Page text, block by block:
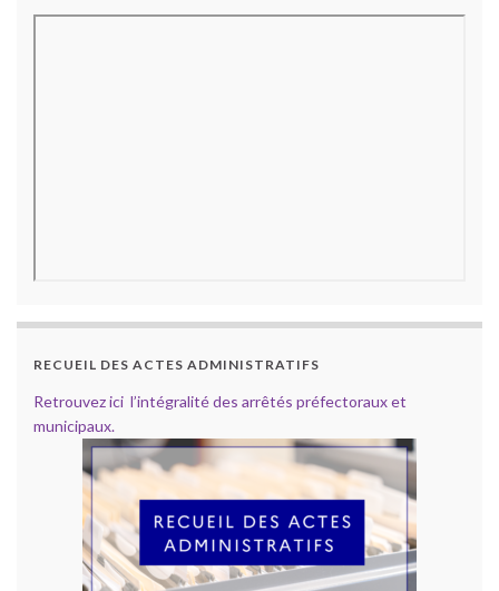
RECUEIL DES ACTES ADMINISTRATIFS
Retrouvez ici l’intégralité des arrêtés préfectoraux et
municipaux.